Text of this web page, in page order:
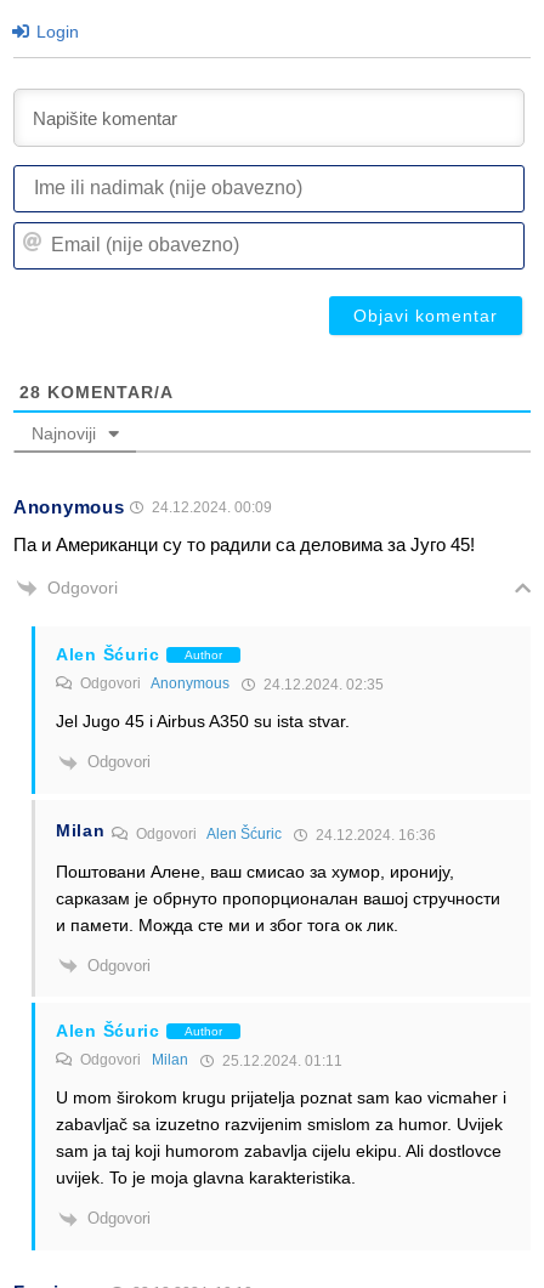
Login
28 KOMENTAR/A
Najnoviji
Anonymous 24.12.2024. 00:09
Па и Американци су то радили са деловима за Југо 45!
Odgovori
Alen Šćuric Author
Odgovori Anonymous 24.12.2024. 02:35
Jel Jugo 45 i Airbus A350 su ista stvar.
Odgovori
Milan Odgovori Alen Šćuric 24.12.2024. 16:36
Поштовани Алене, ваш смисао за хумор, иронију,
сарказам је обрнуто пропорционалан вашој стручности
и памети. Можда сте ми и због тога ок лик.
Odgovori
Alen Šćuric Author
Odgovori Milan 25.12.2024. 01:11
U mom širokom krugu prijatelja poznat sam kao vicmaher i
zabavljač sa izuzetno razvijenim smislom za humor. Uvijek
sam ja taj koji humorom zabavlja cijelu ekipu. Ali dostlovce
uvijek. To je moja glavna karakteristika.
Odgovori